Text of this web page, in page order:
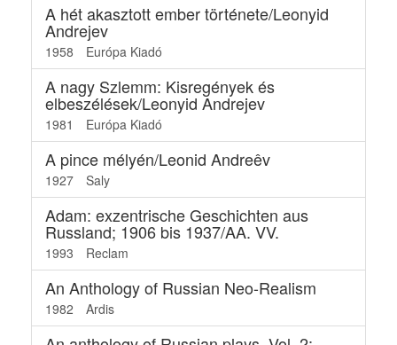
A hét akasztott ember története/Leonyid
Andrejev
1958 Európa Kiadó
A nagy Szlemm: Kisregények és
elbeszélések/Leonyid Andrejev
1981 Európa Kiadó
A pince mélyén/Leonid Andreêv
1927 Saly
Adam: exzentrische Geschichten aus
Russland; 1906 bis 1937/AA. VV.
1993 Reclam
An Anthology of Russian Neo-Realism
1982 Ardis